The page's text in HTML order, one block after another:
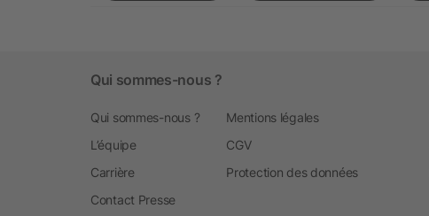
Qui sommes-nous ?
Qui sommes-nous ?
L’équipe
Carrière
Contact Presse
Mentions légales
CGV
Protection des données